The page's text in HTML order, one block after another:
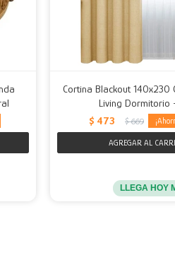
Cortina Blackout 140x230
Living Dormitorio
$ 473 $ 669
LLEGA HOY